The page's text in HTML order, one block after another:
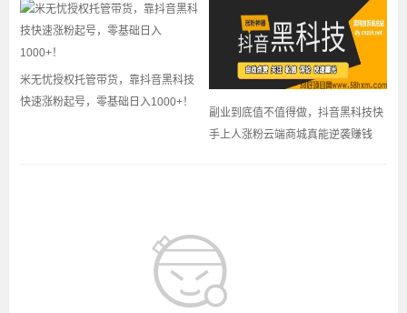
米无忧授权托管带货，靠抖音黑科技
快速涨粉起号，零基础日入1000+！
副业到底值不值得做，抖音黑科技快
手上人涨粉云端商城真能逆袭赚钱